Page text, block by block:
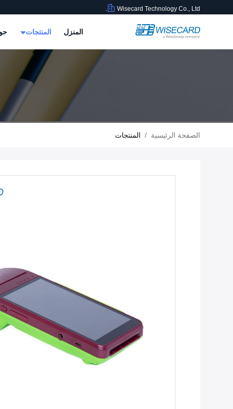
Wisecard Technology Co., Ltd.
المنزل المنتجات
الصفحة الرئيسية / المنتجات